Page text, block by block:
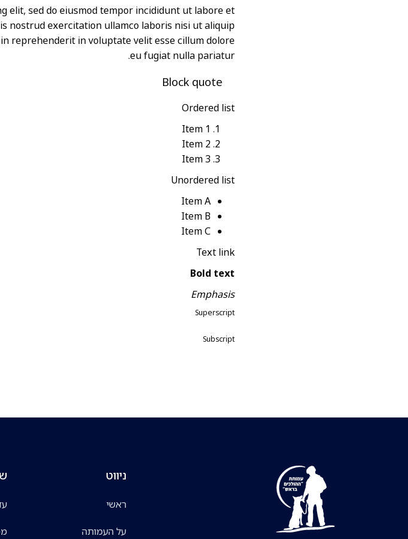
elit, sed do eiusmod tempor incididunt ut labore et
nostrud exercitation ullamco laboris nisi ut aliquip
reprehenderit in voluptate velit esse cillum dolore
eu fugiat nulla pariatur.
Block quote
Ordered list
Item 1
Item 2
Item 3
Unordered list
Item A
Item B
Item C
Text link
Bold text
Emphasis
Superscript
Subscript
ניווט
ראשי
על העמותה